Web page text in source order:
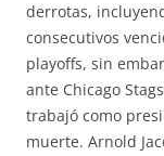
derrotas,
consecutivos
playoffs, sin
ante Chicago
trabajó como
muerte. Arnold